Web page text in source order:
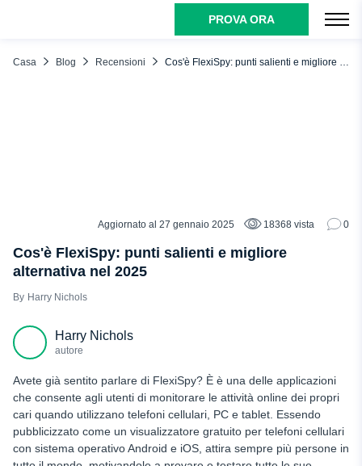
PROVA ORA
Casa Blog Recensioni Cos'è FlexiSpy: punti salienti e migliore alternativa nel 2025
Aggiornato al 27 gennaio 2025 18368 vista 0
Cos'è FlexiSpy: punti salienti e migliore
alternativa nel 2025
Harry Nichols
Harry Nichols
autore
Avete già sentito parlare di FlexiSpy? È è una delle applicazioni
che consente agli utenti di monitorare le attività online dei propri
cari quando utilizzano telefoni cellulari, PC e tablet. Essendo
pubblicizzato come un visualizzatore gratuito per telefoni cellulari
con sistema operativo Android e iOS, attira sempre più persone in
Che cos'è FlexiSpy?